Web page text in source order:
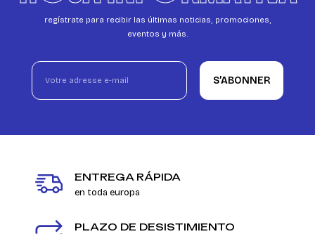
regístrate para recibir las últimas noticias, promociones,
eventos y más.
S’ABONNER
ENTREGA RÁPIDA
en toda europa
PLAZO DE DESISTIMIENTO